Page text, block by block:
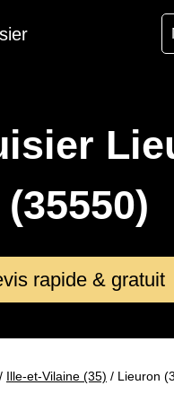
(35550)
rapide & gratuit
/ Ille-et-Vilaine (35) / Lieuron